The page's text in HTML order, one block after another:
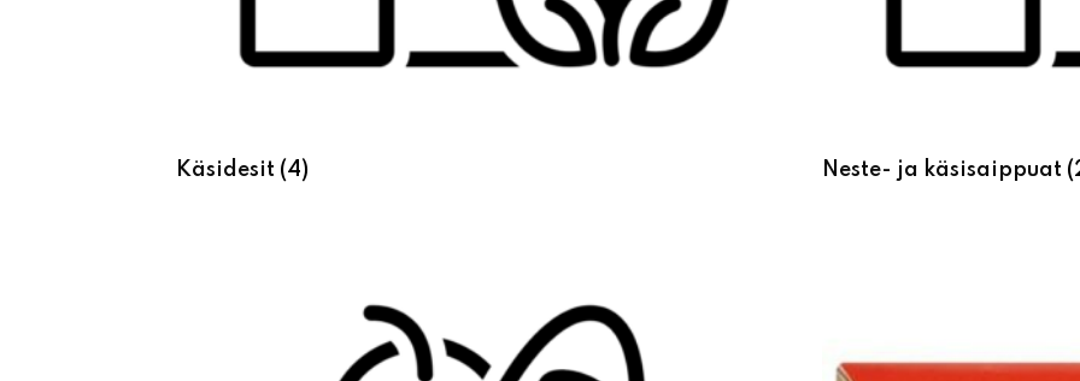
Käsidesit (4) Neste- ja käsisaippuat